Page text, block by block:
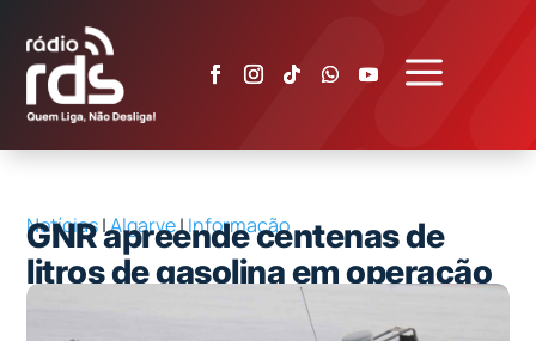
a
Notícias|Algarve|Informação
GNR apreende centenas de
litros de gasolina em operação
na Fuzeta